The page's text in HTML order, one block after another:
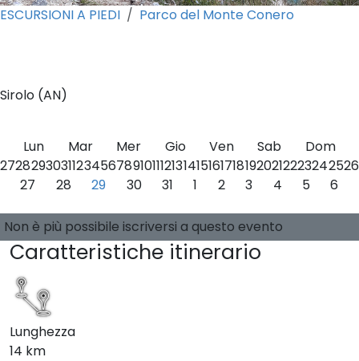
ESCURSIONI A PIEDI Parco del Monte Conero
Sirolo (AN)
Lun Mar Mer Gio Ven Sab
Dom
27282930311234567891011121314151617181920212223242526
27
28 29 30 31 1 2 3 4 5 6
Non è più possibile iscriversi a questo evento
Caratteristiche itinerario
Lunghezza
14 km